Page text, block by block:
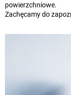
powierzchniowe.
Zachęcamy do